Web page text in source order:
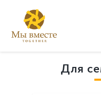
Для